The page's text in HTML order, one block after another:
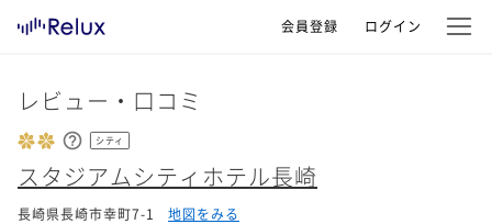
会員登録 ログイン
レビュー・口コミ
シティ
スタジアムシティホテル長崎
長崎県長崎市幸町7-1 地図をみる